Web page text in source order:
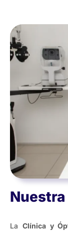
La Clínica y